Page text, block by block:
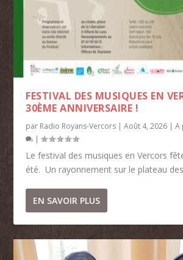
FESTIVAL DES MUSIQUES EN
30ÈME ANNIVERSAIRE !
par Radio Royans-Vercors |Août 4, 2026 |A
|
Le festival des musiques en Vercors
été. Un rayonnement sur le plateau
EN SAVOIR PLUS